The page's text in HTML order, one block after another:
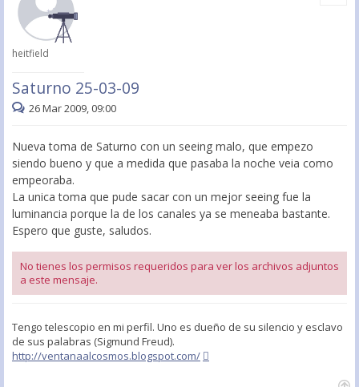
heitfield
Saturno 25-03-09
26 Mar 2009, 09:00
Nueva toma de Saturno con un seeing malo, que empezo
siendo bueno y que a medida que pasaba la noche veia como
empeoraba.
La unica toma que pude sacar con un mejor seeing fue la
luminancia porque la de los canales ya se meneaba bastante.
Espero que guste, saludos.
No tienes los permisos requeridos para ver los archivos adjuntos
a este mensaje.
Tengo telescopio en mi perfil. Uno es dueño de su silencio y esclavo
de sus palabras (Sigmund Freud).
http://ventanaalcosmos.blogspot.com/